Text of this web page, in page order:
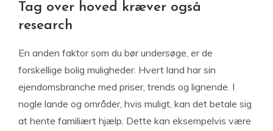
Tag over hoved kræver også
research
En anden faktor som du bør undersøge, er de
forskellige bolig muligheder. Hvert land har sin
ejendomsbranche med priser, trends og lignende. I
nogle lande og områder, hvis muligt, kan det betale sig
at hente familiært hjælp. Dette kan eksempelvis være